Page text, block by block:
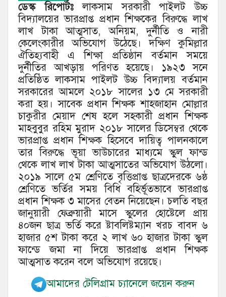
ডেস্ক রিপোর্টঃলাকসাম সরকারী পাইলট উচ্চ
বিদ্যালয়ের ভারপ্রাপ্ত প্রধান শিক্ষকের বিরুদ্ধে লাখ
লাখ টাকা আত্মসাত, অনিয়ম, দুর্নীতি ও নারী
কেলেংকারীর অভিযোগ উঠেছে। দক্ষিণ কুমিল্লার
ঐতিহ্যবাহী এ শিক্ষা প্রতিষ্ঠান বর্তমান সময়ে
দুর্নীতির আখড়ায় পরিণত হয়েছে। ১৯২৩ সনে
প্রতিষ্ঠিত লাকসাম পাইলট উচ্চ বিদ্যালয় বর্তমান
সরকারের আমলে ২০১৮ সালের ১৩ মে সরকারী
করা হয়। সাবেক প্রধান শিক্ষক শাহজাহান মোল্লার
চাকুরীর মেয়াদ শেষ হলে সহকারী প্রধান শিক্ষক
মাহবুবুর রহিম মুরাদ ২০১৮ সালের ডিসেম্বর থেকে
ভারপ্রাপ্ত প্রধান শিক্ষক হিসেবে দায়িত্ব পালনকালে
তার বিরুদ্ধে ভূয়া ভাউচারের মাধ্যমে স্কুল ফান্ড
থেকে লাখ লাখ টাকা আত্মসাতের অভিযোগ উঠলো।
২০১৯ সালে ৫ম শ্রেণিতে বৃত্তিপ্রাপ্ত ছাত্রদেরকে ৬ষ্ঠ
শ্রেণিতে ভর্তির সময় বিধি বহির্ভূতভাবে ভারপ্রাপ্ত
প্রধান শিক্ষক ৩ মাসের বেতন নিয়েছেন। চলতি বছর
জানুয়ারী ফেব্রুয়ারী মাসে স্কুলের হোষ্টেলে প্রায়
৪০জন ছাত্র ভর্তি করে ষ্টাবলিষ্টম্যান খরচ বাবদ ৬
হাজার ৫শ টাকা করে ২ লাখ ৬০ হাজার টাকা স্কুল
ফান্ডে জমা না দিয়ে ভারপ্রাপ্ত প্রধান শিক্ষক
আত্মসাত করেন বলে অভিযোগ রয়েছে।
আমাদের টেলিগ্রাম চ্যানেলে জয়েন করুন